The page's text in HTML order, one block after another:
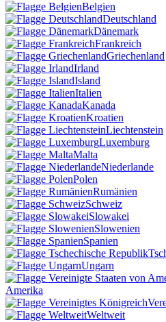
Belgien
Deutschland
Dänemark
Frankreich
Griechenland
Irland
Island
Italien
Kanada
Kroatien
Liechtenstein
Luxemburg
Malta
Niederlande
Polen
Rumänien
Schweiz
Slowakei
Slowenien
Spanien
Ungarn
Amerika
Weltweit